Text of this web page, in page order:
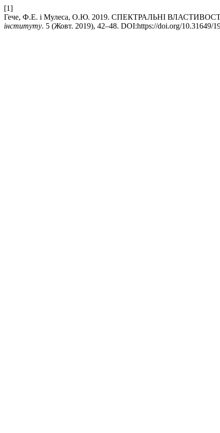
[1]
Гече, Ф.Е. і Мулеса, О.Ю. 2019. СПЕКТРАЛЬНІ
інституту. 5 (Жовт. 2019), 42–48. DOI:https://doi.org/10.31649/